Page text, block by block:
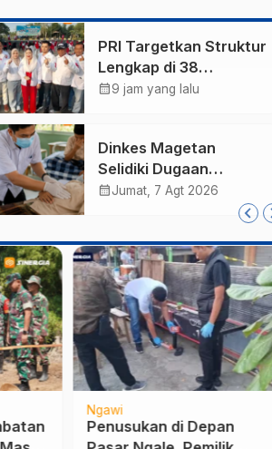
PRI Targetkan Struktur
Lengkap di 38
Kabupaten/Kota Jatim
calendar_month9 jam yang lalu
Dinkes Magetan
Selidiki Dugaan
Lonjakan Kasus Diare
di Lembeyan, Lakukan
Epidemiologi
calendar_monthJumat, 7 Agt 2026
Ngawi
Penusukan di Depan